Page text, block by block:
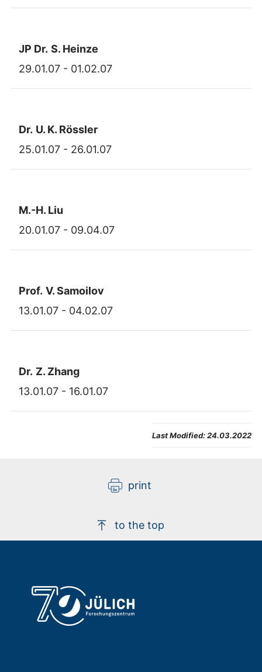
JP Dr. S. Heinze
29.01.07 - 01.02.07
Dr. U. K. Rössler
25.01.07 - 26.01.07
M.-H. Liu
20.01.07 - 09.04.07
Prof. V. Samoilov
13.01.07 - 04.02.07
Dr. Z. Zhang
13.01.07 - 16.01.07
Last Modified:24.03.2022
print
to the top